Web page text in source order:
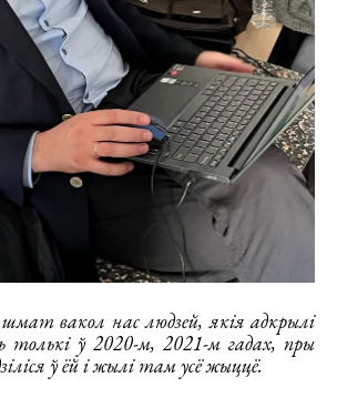
вакол нас людзей, якія адкрылі
толькі ў 2020-м, 2021-м гадах, пры
ў ёй і жылі там усё жыццё.